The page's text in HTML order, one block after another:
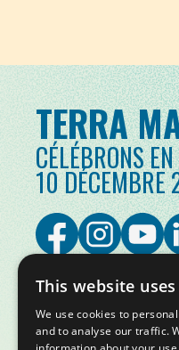
TERRA
CÉLÉBRONS
10 DÉCEMBRE
This website
We use cookies to
and to analyse our traffic.